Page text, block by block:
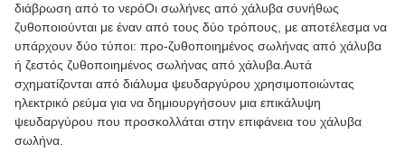
διάβρωση από το νερόΟι σωλήνες από χάλυβα συνήθως
ζυθοποιούνται με έναν από τους δύο τρόπους, με αποτέλεσμα να
υπάρχουν δύο τύποι: προ-ζυθοποιημένος σωλήνας από χάλυβα
ή ζεστός ζυθοποιημένος σωλήνας από χάλυβα.Αυτά
σχηματίζονται από διάλυμα ψευδαργύρου χρησιμοποιώντας
ηλεκτρικό ρεύμα για να δημιουργήσουν μια επικάλυψη
ψευδαργύρου που προσκολλάται στην επιφάνεια του χάλυβα
σωλήνα.